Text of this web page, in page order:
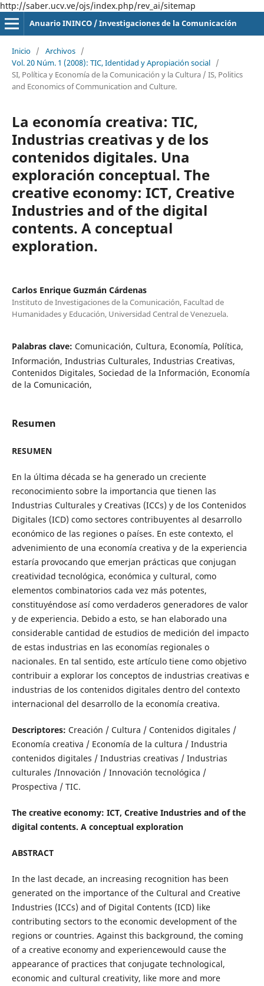
http://saber.ucv.ve/ojs/index.php/rev_ai/sitemap
Anuario ININCO / Investigaciones de la Comunicación
Inicio / Archivos /
Vol. 20 Núm. 1 (2008): TIC, Identidad y Apropiación social /
SI, Política y Economía de la Comunicación y la Cultura / IS, Politics
and Economics of Communication and Culture.
La economía creativa: TIC,
Industrias creativas y de los
contenidos digitales. Una
exploración conceptual. The
creative economy: ICT, Creative
Industries and of the digital
contents. A conceptual
exploration.
Carlos Enrique Guzmán Cárdenas
Instituto de Investigaciones de la Comunicación, Facultad de
Humanidades y Educación, Universidad Central de Venezuela.
Palabras clave: Comunicación, Cultura, Economía, Política,
Información, Industrias Culturales, Industrias Creativas,
Contenidos Digitales, Sociedad de la Información, Economía
de la Comunicación,
Resumen
RESUMEN
En la última década se ha generado un creciente
reconocimiento sobre la importancia que tienen las
Industrias Culturales y Creativas (ICCs) y de los Contenidos
Digitales (ICD) como sectores contribuyentes al desarrollo
económico de las regiones o países. En este contexto, el
advenimiento de una economía creativa y de la experiencia
estaría provocando que emerjan prácticas que conjugan
creatividad tecnológica, económica y cultural, como
elementos combinatorios cada vez más potentes,
constituyéndose así como verdaderos generadores de valor
y de experiencia. Debido a esto, se han elaborado una
considerable cantidad de estudios de medición del impacto
de estas industrias en las economías regionales o
nacionales. En tal sentido, este artículo tiene como objetivo
contribuir a explorar los conceptos de industrias creativas e
industrias de los contenidos digitales dentro del contexto
internacional del desarrollo de la economía creativa.
Descriptores: Creación / Cultura / Contenidos digitales /
Economía creativa / Economía de la cultura / Industria
contenidos digitales / Industrias creativas / Industrias
culturales /Innovación / Innovación tecnológica /
Prospectiva / TIC.
The creative economy: ICT, Creative Industries and of the
digital contents. A conceptual exploration
ABSTRACT
In the last decade, an increasing recognition has been
generated on the importance of the Cultural and Creative
Industries (ICCs) and of Digital Contents (ICD) like
contributing sectors to the economic development of the
regions or countries. Against this background, the coming
of a creative economy and experiencewould cause the
appearance of practices that conjugate technological,
economic and cultural creativity, like more and more